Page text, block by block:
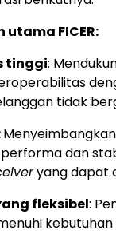
FICER:
tinggi:
tidak
dan
yang dapat
fleksibel: